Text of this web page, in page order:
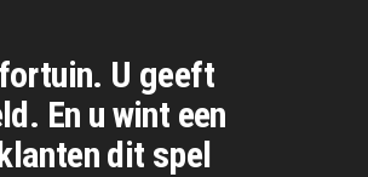
U geeft
En u wint een
dit spel